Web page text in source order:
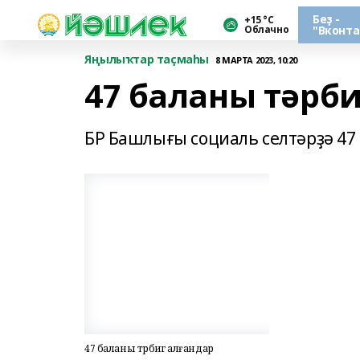
+15 °С
Облачно
Беҙ -
Яңылыҡтар таҫмаһы
8 МАРТА 2023, 10:20
47 баланы
БР Башлығы социаль селтәрҙә
47 баланы тәрбиәгә алғандар